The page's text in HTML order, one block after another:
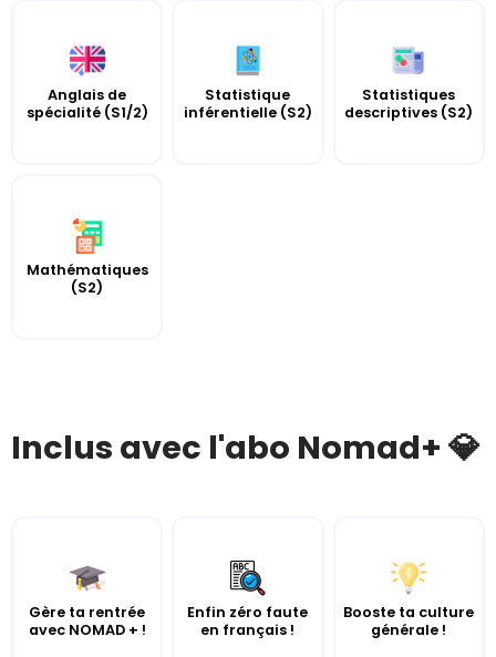
Anglais de
spécialité (S1/2)
Statistique
inférentielle (S2)
Statistiques
descriptives (S2)
Mathématiques
(S2)
Inclus avec l'abo Nomad+ 💎
Gère ta rentrée
avec NOMAD + !
Enfin zéro faute
en français !
Booste ta culture
générale !